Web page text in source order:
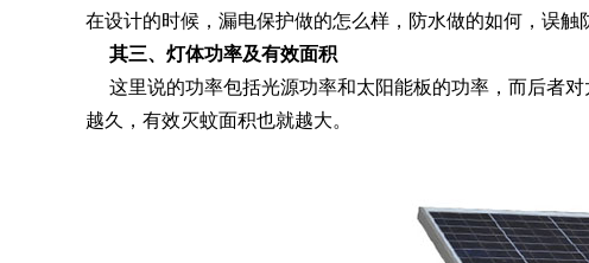
在设计的时候，漏电保护做的怎么样，防水做的如何，误
其三、灯体功率及有效面积
这里说的功率包括光源功率和太阳能板的功率，而后者
越久，有效灭蚊面积也就越大。